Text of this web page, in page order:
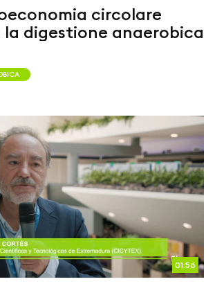
circolare
digestione anaerobica
01:56